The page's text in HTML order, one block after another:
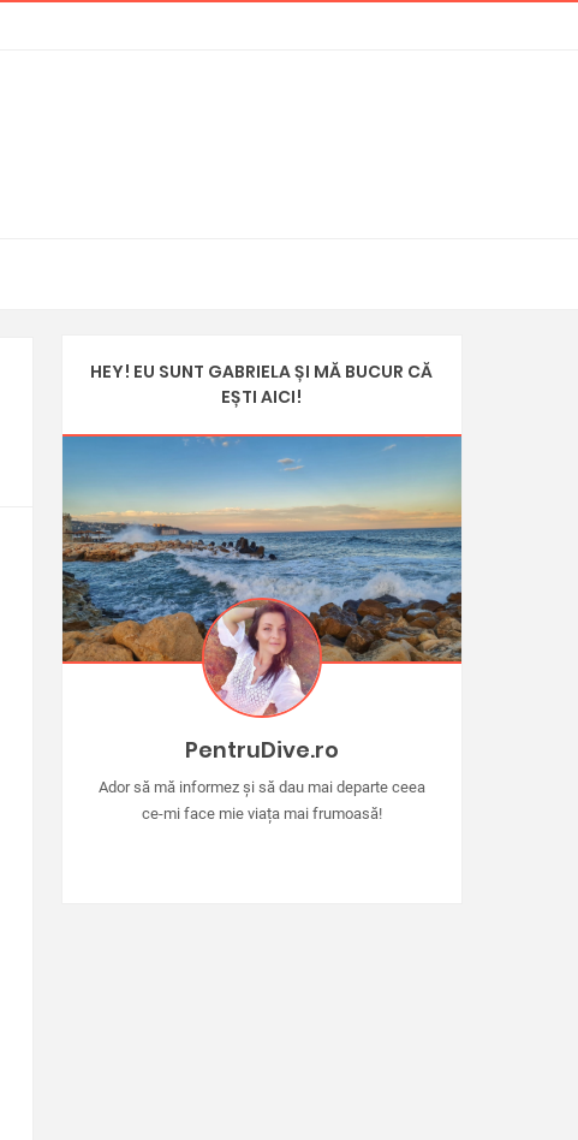
HEY! EU SUNT GABRIELA ȘI MĂ BUCUR CĂ
EȘTI AICI!
PentruDive.ro
Ador să mă informez și să dau mai departe ceea
ce-mi face mie viața mai frumoasă!